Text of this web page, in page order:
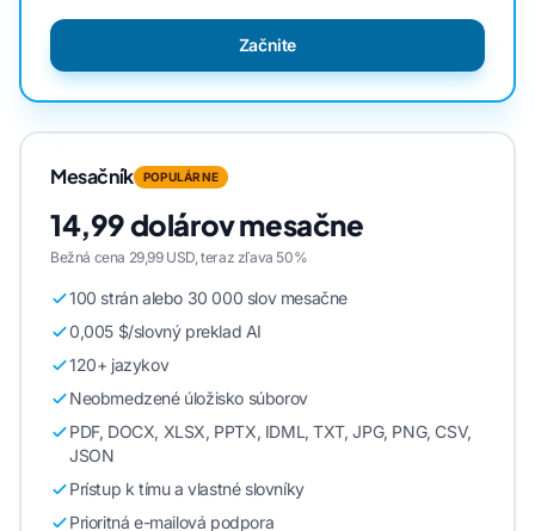
Začnite
Mesačník POPULÁRNE
14,99 dolárov mesačne
Bežná cena 29,99 USD, teraz zľava 50%
100 strán alebo 30 000 slov mesačne
0,005 $/slovný preklad AI
120+ jazykov
Neobmedzené úložisko súborov
PDF, DOCX, XLSX, PPTX, IDML, TXT, JPG, PNG, CSV,
JSON
Prístup k tímu a vlastné slovníky
Prioritná e-mailová podpora